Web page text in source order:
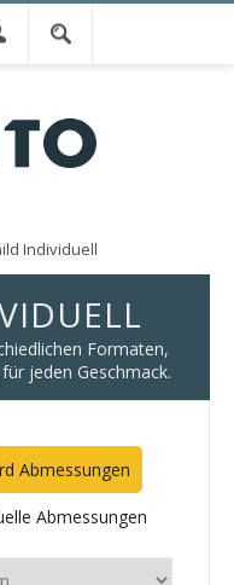
Individuell
Formaten,
jeden Geschmack.
Abmessungen
Abmessungen